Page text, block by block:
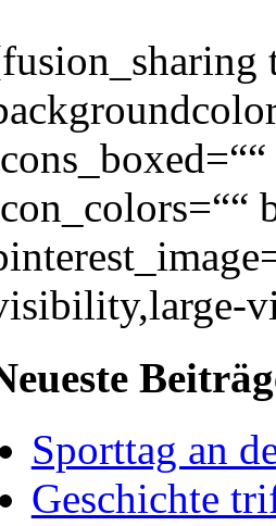
Sporttag an
Geschichte